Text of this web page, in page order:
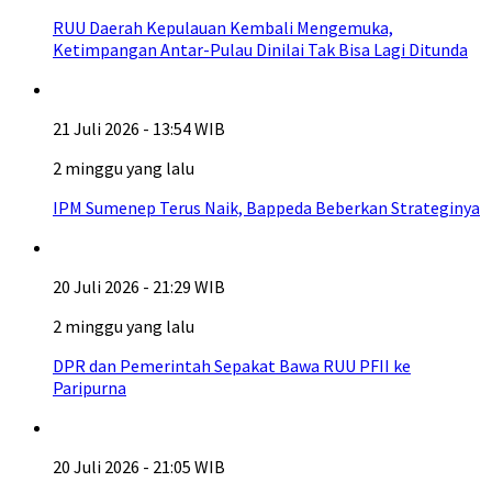
RUU Daerah Kepulauan Kembali Mengemuka,
Ketimpangan Antar-Pulau Dinilai Tak Bisa Lagi Ditunda
21 Juli 2026 - 13:54 WIB
2 minggu yang lalu
IPM Sumenep Terus Naik, Bappeda Beberkan Strateginya
20 Juli 2026 - 21:29 WIB
2 minggu yang lalu
DPR dan Pemerintah Sepakat Bawa RUU PFII ke
Paripurna
20 Juli 2026 - 21:05 WIB